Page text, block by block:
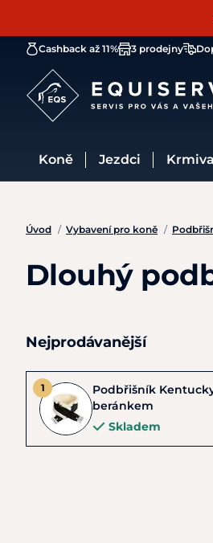
Cashback až 11% 3 prodejny
Koně Jezdci
Úvod / Vybavení pro koně /
Dlouhý
Nejprodávanější
Podbřišník
beránkem
Skladem